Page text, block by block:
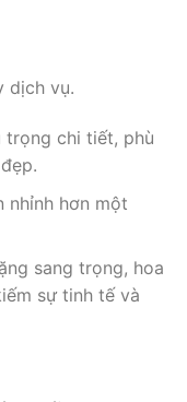
dịch vụ.
trọng chi tiết, phù
nhỉnh hơn một
sang trọng, hoa
sự tinh tế và